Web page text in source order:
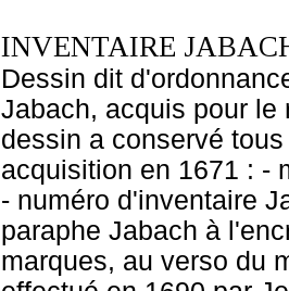
INVENTAIRE
Dessin dit
Jabach, acquis pour le
dessin a conservé
acquisition en 1671 : -
- numéro d'inventaire
paraphe Jabach à
marques, au verso du